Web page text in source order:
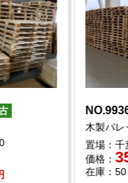
NO.9910
木製パレット
置場：千葉県
価格：450